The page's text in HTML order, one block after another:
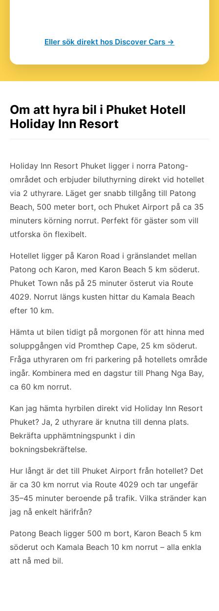
Eller sök direkt hos Discover Cars →
Om att hyra bil i Phuket Hotell
Holiday Inn Resort
Holiday Inn Resort Phuket ligger i norra Patong-
området och erbjuder biluthyrning direkt vid hotellet
via 2 uthyrare. Läget ger snabb tillgång till Patong
Beach, 500 meter bort, och Phuket Airport på ca 35
minuters körning norrut. Perfekt för gäster som vill
utforska ön flexibelt.
Hotellet ligger på Karon Road i gränslandet mellan
Patong och Karon, med Karon Beach 5 km söderut.
Phuket Town nås på 25 minuter österut via Route
4029. Norrut längs kusten hittar du Kamala Beach
efter 10 km.
Hämta ut bilen tidigt på morgonen för att hinna med
soluppgången vid Promthep Cape, 25 km söderut.
Fråga uthyraren om fri parkering på hotellets område
ingår. Kombinera med en dagstur till Phang Nga Bay,
ca 60 km norrut.
Kan jag hämta hyrbilen direkt vid Holiday Inn Resort
Phuket? Ja, 2 uthyrare är knutna till denna plats.
Bekräfta upphämtningspunkt i din
bokningsbekräftelse.
Hur långt är det till Phuket Airport från hotellet? Det
är ca 30 km norrut via Route 4029 och tar ungefär
35–45 minuter beroende på trafik. Vilka stränder kan
jag nå enkelt härifrån?
Patong Beach ligger 500 m bort, Karon Beach 5 km
söderut och Kamala Beach 10 km norrut – alla enkla
att nå med bil.